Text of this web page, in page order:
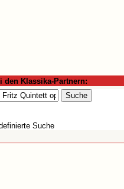
den Klassika-Partnern:
Suche